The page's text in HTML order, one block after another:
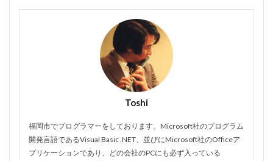
Toshi
福岡市でプログラマーをしております。Microsoft社のプログラム
開発言語であるVisual Basic .NET、並びにMicrosoft社のOfficeア
プリケーションであり、どの会社のPCにも必ず入っている